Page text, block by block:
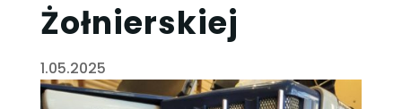
Żołnierskiej
1.05.2025